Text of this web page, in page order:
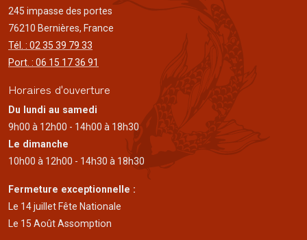
245 impasse des portes
76210 Bernières, France
Tél. : 02 35 39 79 33
Port. : 06 15 17 36 91
Horaires d'ouverture
Du lundi au samedi
9h00 à 12h00 - 14h00 à 18h30
Le dimanche
10h00 à 12h00 - 14h30 à 18h30
Fermeture exceptionnelle :
Le 14 juillet Fête Nationale
Le 15 Août Assomption